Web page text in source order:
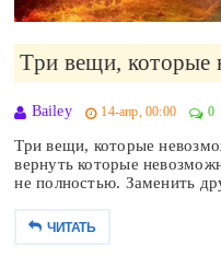
Три вещи, которые
Bailey 14-апр, 00:00 0
Три вещи, которые
вернуть которые
не полностью. Заменить
ЧИТАТЬ